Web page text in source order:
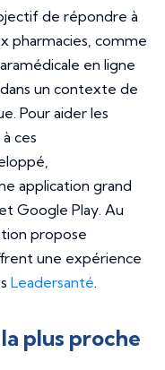
de répondre à
pharmacies, comme
en ligne
un contexte de
Pour aider les
ces
application grand
et Google Play. Au
propose
une expérience
Leadersanté.
plus proche